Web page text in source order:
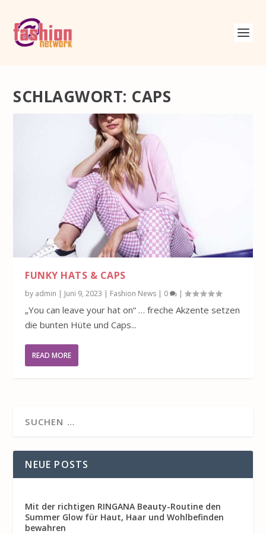
SCHLAGWORT: CAPS
FUNKY HATS & CAPS
by admin | Juni 9, 2023 | Fashion News | 0 |
„You can leave your hat on“ … freche Akzente setzen
die bunten Hüte und Caps...
READ MORE
NEUE POSTS
Mit der richtigen RINGANA Beauty-Routine den
Summer Glow für Haut, Haar und Wohlbefinden
bewahren